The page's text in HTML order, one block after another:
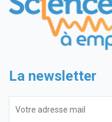
La newsletter